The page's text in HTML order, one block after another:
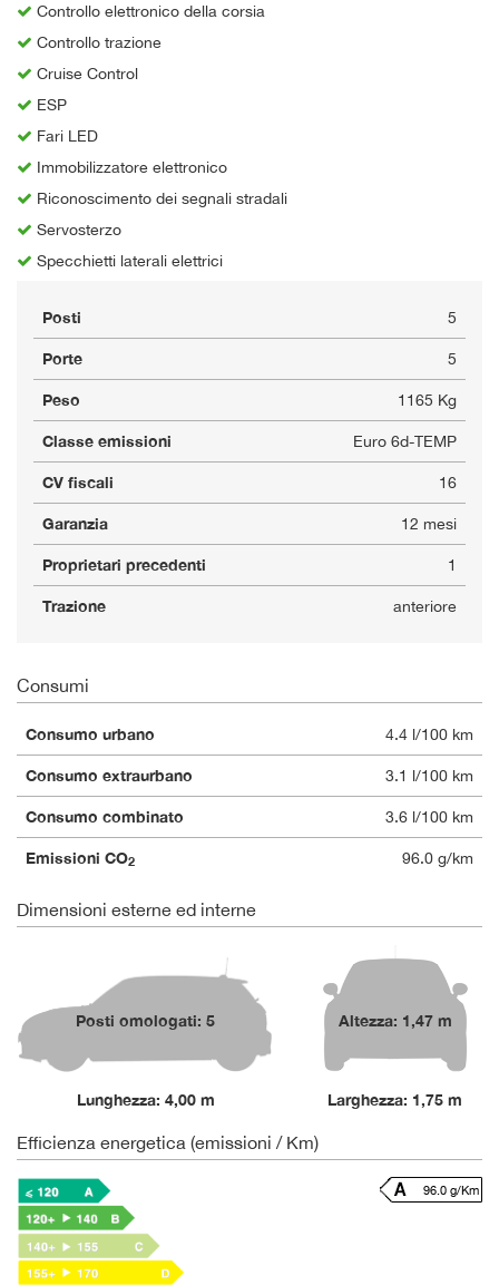
Controllo elettronico della corsia
Controllo trazione
Cruise Control
ESP
Fari LED
Immobilizzatore elettronico
Riconoscimento dei segnali stradali
Servosterzo
Specchietti laterali elettrici
Posti 5
Porte 5
Peso 1165 Kg
Classe emissioni Euro 6d-TEMP
CV fiscali 16
Garanzia 12 mesi
Proprietari precedenti 1
Trazione anteriore
Consumi
Consumo urbano 4.4 l/100 km
Consumo extraurbano 3.1 l/100 km
Consumo combinato 3.6 l/100 km
Emissioni CO2 96.0 g/km
Dimensioni esterne ed interne
Posti omologati: 5
Lunghezza: 4,00 m
Altezza: 1,47 m
Larghezza: 1,75 m
Efficienza energetica (emissioni / Km)
96.0 g/Km